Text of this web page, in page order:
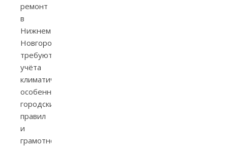
ремонт
в
Нижнем
Новгороде
требуют
учёта
климатических
особенностей,
городских
правил
и
грамотной